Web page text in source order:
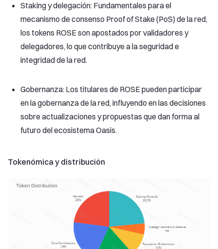
Staking y delegación: Fundamentales para el
mecanismo de consenso Proof of Stake (PoS) de la red,
los tokens ROSE son apostados por validadores y
delegadores, lo que contribuye a la seguridad e
integridad de la red.
Gobernanza: Los titulares de ROSE pueden participar
en la gobernanza de la red, influyendo en las decisiones
sobre actualizaciones y propuestas que dan forma al
futuro del ecosistema Oasis.
Tokenómica y distribución